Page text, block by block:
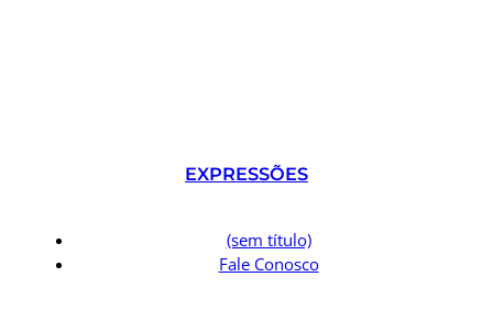
EXPRESSÕES
(sem título)
Fale Conosco